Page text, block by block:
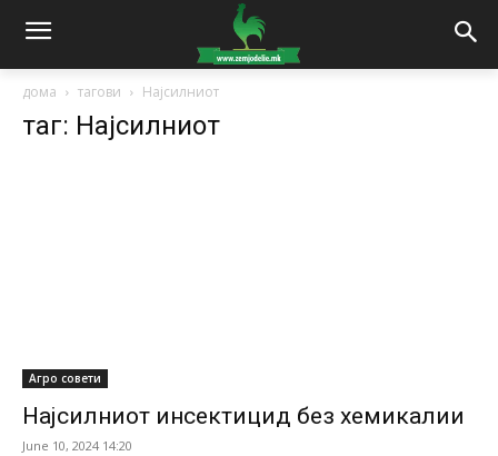
дома тагови Најсилниот
таг: Најсилниот
Агро совети
Најсилниот инсектицид без хемикалии
June 10, 2024 14:20